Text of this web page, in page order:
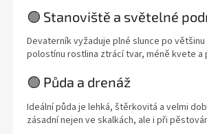
🟢 Stanoviště a světelné
Devaterník vyžaduje plné slunce po
polostínu rostlina ztrácí tvar, méně kvete a
🟢 Půda a drenáž
Ideální půda je lehká, štěrkovitá a velmi
zásadní nejen ve skalkách, ale i při